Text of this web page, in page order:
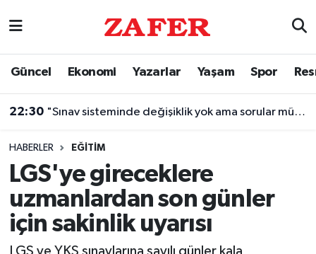
Güncel Ekonomi Yazarlar Yaşam Spor
22:30 "Sınav sisteminde değişiklik yok ama sorular müfredata uygun hale gelecek"
HABERLER EĞITIM
LGS'ye gireceklere
uzmanlardan son günler
için sakinlik uyarısı
LGS ve YKS sınavlarına sayılı günler kala
Nöbetçi Eczaneler
Trafik Durumu
Süper Lig Puan Durumu ve Fikstür
Tüm Manşetler